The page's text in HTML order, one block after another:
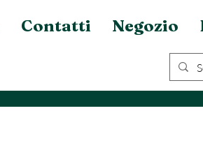
Contatti Negozio